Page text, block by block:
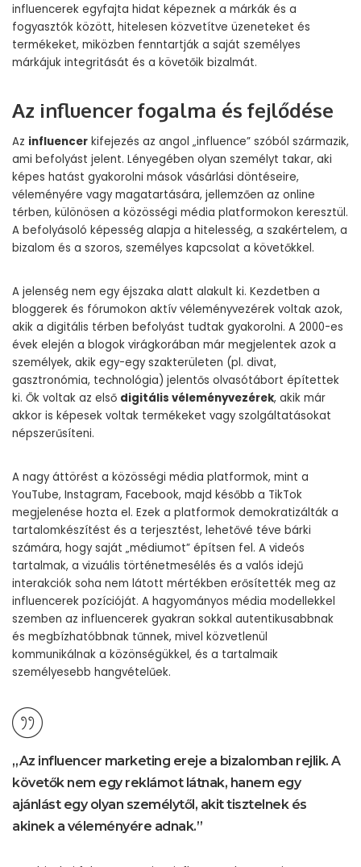
influencerek egyfajta hidat képeznek a márkák és a
fogyasztók között, hitelesen közvetítve üzeneteket és
termékeket, miközben fenntartják a saját személyes
márkájuk integritását és a követőik bizalmát.
Az influencer fogalma és fejlődése
Az influencer kifejezés az angol „influence” szóból származik,
ami befolyást jelent. Lényegében olyan személyt takar, aki
képes hatást gyakorolni mások vásárlási döntéseire,
véleményére vagy magatartására, jellemzően az online
térben, különösen a közösségi média platformokon keresztül.
A befolyásoló képesség alapja a hitelesség, a szakértelem, a
bizalom és a szoros, személyes kapcsolat a követőkkel.
A jelenség nem egy éjszaka alatt alakult ki. Kezdetben a
bloggerek és fórumokon aktív véleményvezérek voltak azok,
akik a digitális térben befolyást tudtak gyakorolni. A 2000-es
évek elején a blogok virágkorában már megjelentek azok a
személyek, akik egy-egy szakterületen (pl. divat,
gasztronómia, technológia) jelentős olvasótábort építettek
ki. Ők voltak az első digitális véleményvezérek, akik már
akkor is képesek voltak termékeket vagy szolgáltatásokat
népszerűsíteni.
A nagy áttörést a közösségi média platformok, mint a
YouTube, Instagram, Facebook, majd később a TikTok
megjelenése hozta el. Ezek a platformok demokratizálták a
tartalomkészítést és a terjesztést, lehetővé téve bárki
számára, hogy saját „médiumot” építsen fel. A videós
tartalmak, a vizuális történetmesélés és a valós idejű
interakciók soha nem látott mértékben erősítették meg az
influencerek pozícióját. A hagyományos média modellekkel
szemben az influencerek gyakran sokkal autentikusabbnak
és megbízhatóbbnak tűnnek, mivel közvetlenül
kommunikálnak a közönségükkel, és a tartalmaik
személyesebb hangvételűek.
„Az influencer marketing ereje a bizalomban rejlik. A
követők nem egy reklámot látnak, hanem egy
ajánlást egy olyan személytől, akit tisztelnek és
akinek a véleményére adnak.”